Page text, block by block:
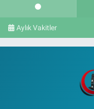
Aylık Vakitler